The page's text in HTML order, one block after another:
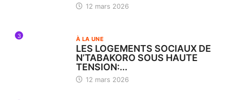
12 mars 2026
3 À LA UNE
LES LOGEMENTS SOCIAUX DE
N’TABAKORO SOUS HAUTE
TENSION:...
12 mars 2026